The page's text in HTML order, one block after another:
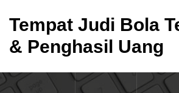
Tempat Judi Bola
& Penghasil Uang